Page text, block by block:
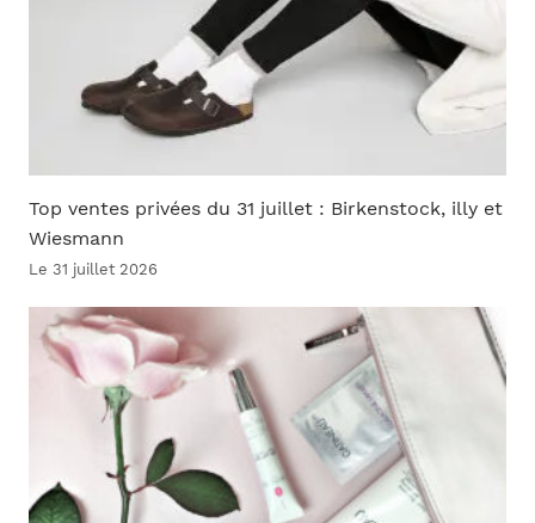
Top ventes privées du 31 juillet : Birkenstock, illy et
Wiesmann
Le 31 juillet 2026